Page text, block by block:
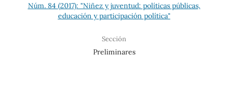
Núm. 84 (2017): "Niñez y juventud: políticas públicas,
educación y participación política"
Sección
Preliminares